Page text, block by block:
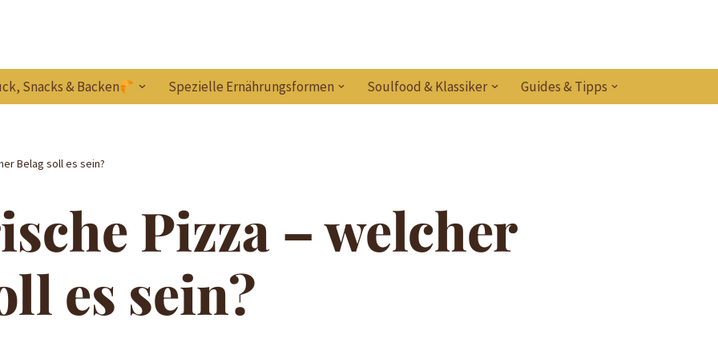
Snacks & Backen Spezielle Ernährungsformen Soulfood & Klassiker Guides & Tipps
Belag soll es sein?
Pizza – welcher
es sein?